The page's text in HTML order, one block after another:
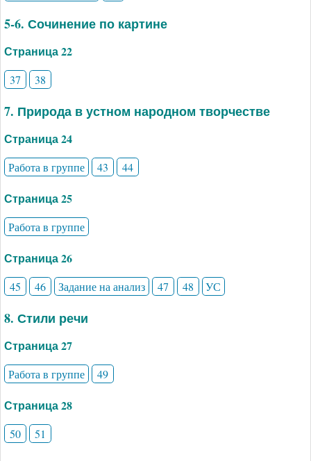
5-6. Сочинение по картине
Страница 22
37 38
7. Природа в устном народном творчестве
Страница 24
Работа в группе 43 44
Страница 25
Работа в группе
Страница 26
45 46 Задание на анализ 47 48 УС
8. Стили речи
Страница 27
Работа в группе 49
Страница 28
50 51